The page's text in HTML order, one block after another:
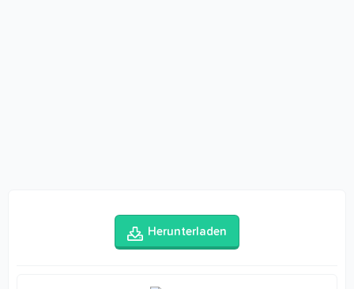
Herunterladen